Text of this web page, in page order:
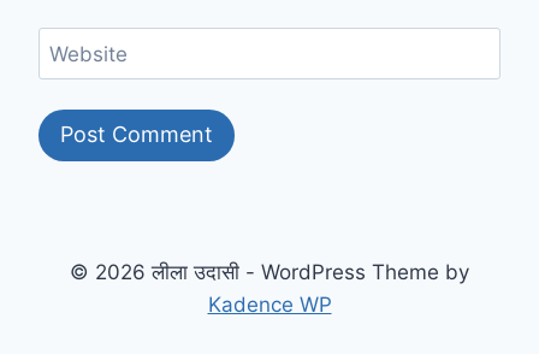
Website
© 2026 लीला उदासी - WordPress Theme by
Kadence WP